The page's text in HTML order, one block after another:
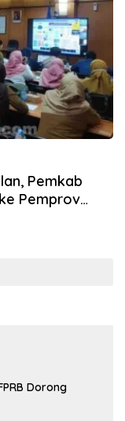
Pemkab
Pemprov
Dorong